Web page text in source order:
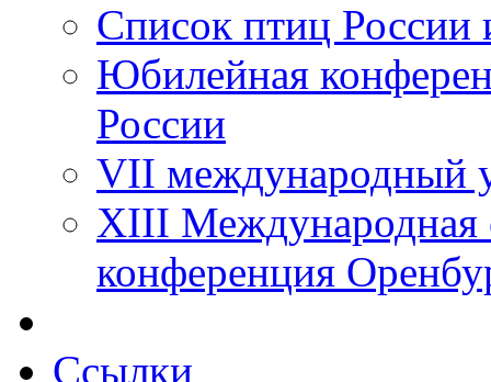
Список птиц России
Юбилейная
России
VII международный
XIII Международная
конференция
Ссылки